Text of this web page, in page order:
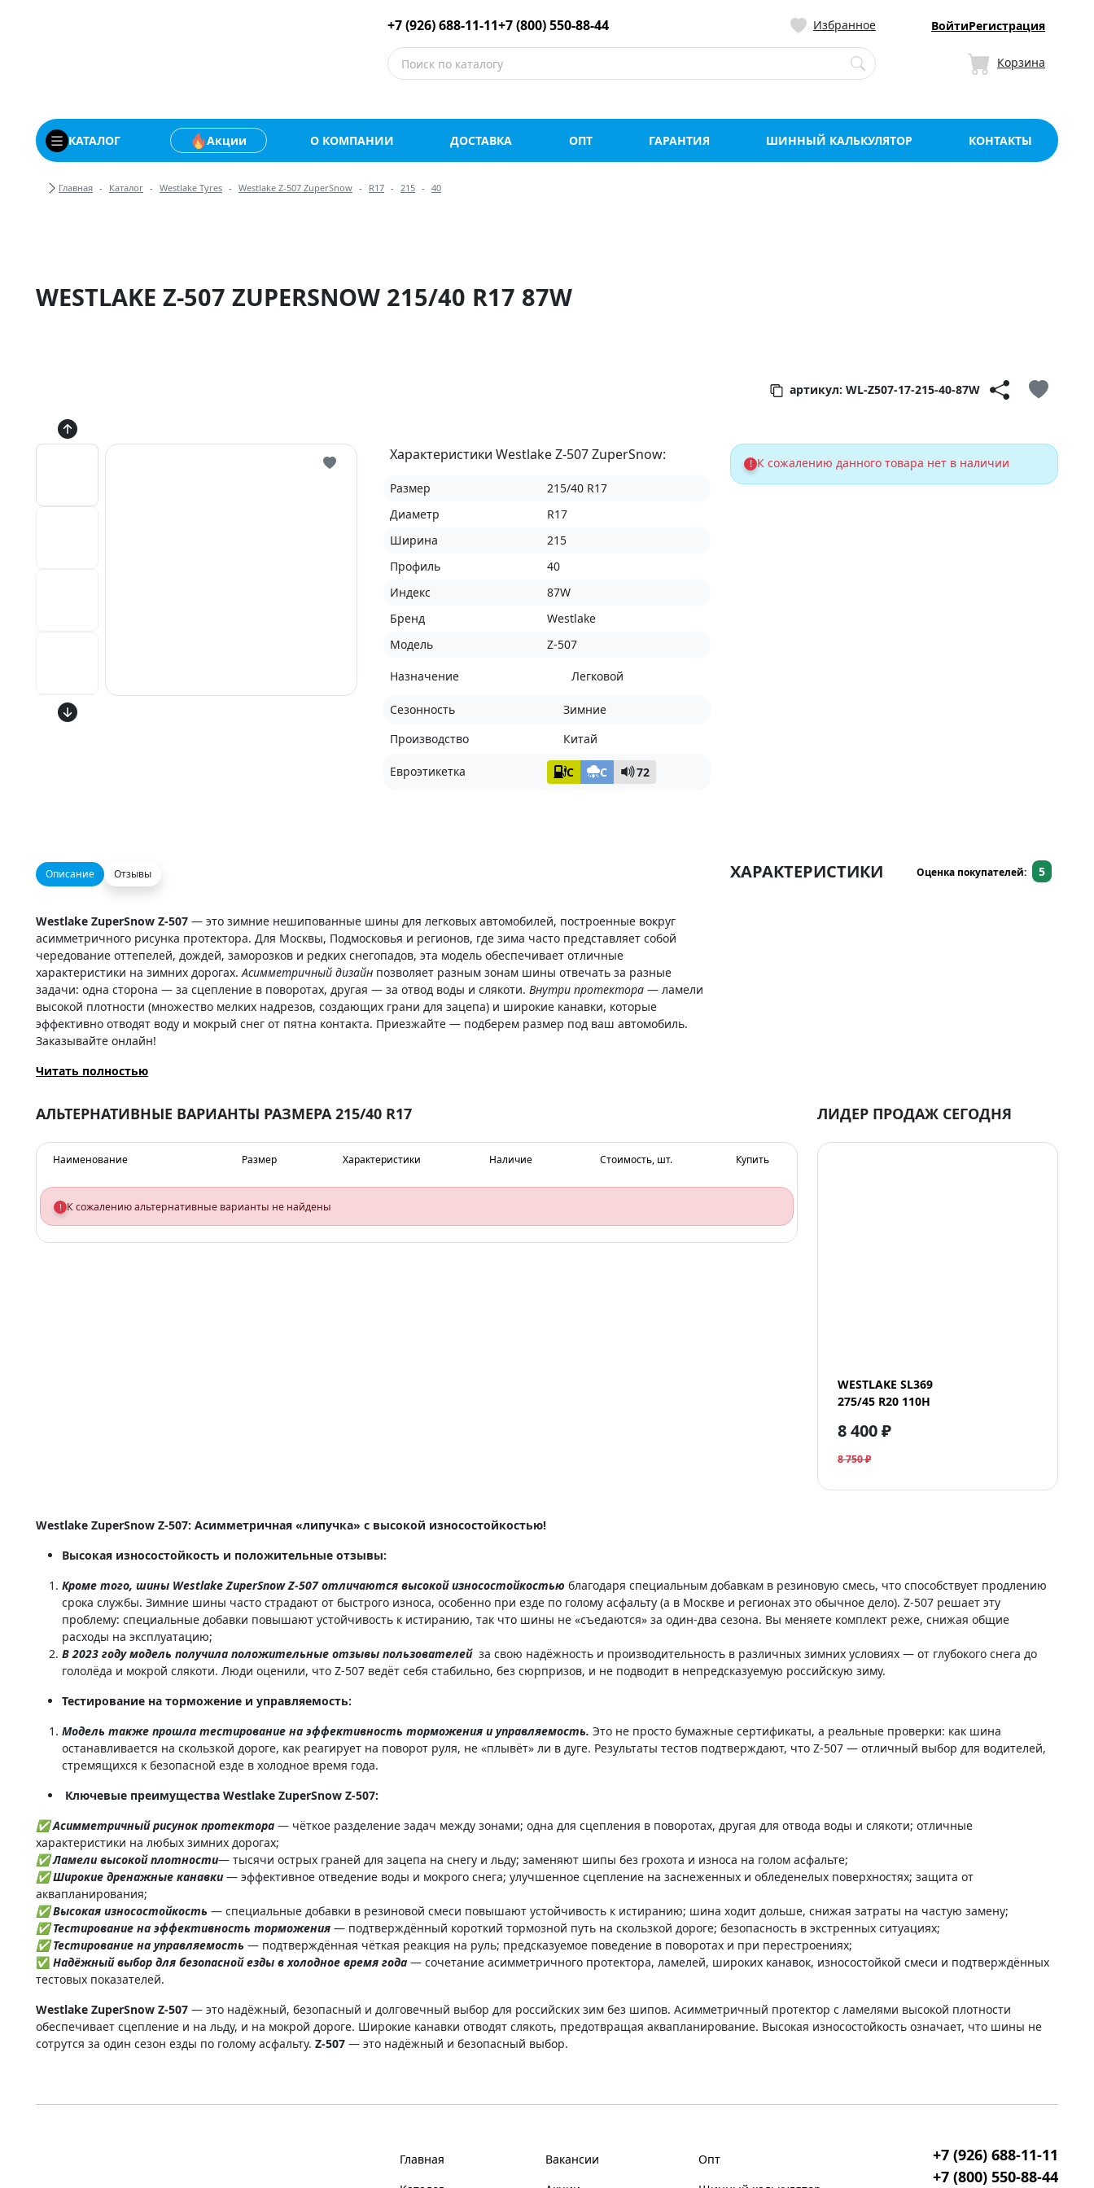
Купить автомобильные шины оптом и в розницу со склада в
+7 (926) 688-11-11+7 (800) 550-88-44 Избранное ВойтиРегистрация
Корзина
КАТАЛОГ Акции О КОМПАНИИ ДОСТАВКА ОПТ ГАРАНТИЯ ШИННЫЙ КАЛЬКУЛЯТОР КОНТАКТЫ
Хлебные крошки
Главная Каталог Westlake Tyres Westlake Z-507 ZuperSnow R17 215 40
WESTLAKE Z-507 ZUPERSNOW 215/40 R17 87W
артикул: WL-Z507-17-215-40-87W
Характеристики Westlake Z-507 ZuperSnow:
Размер
215/40 R17
Диаметр
R17
Ширина
215
Профиль
40
Индекс
87W
Бренд
Westlake
Модель
Z-507
Назначение Легковой
Сезонность
Зимние
Производство
Китай
Евроэтикетка C C 72
! К сожалению данного товара нет в наличии
Описание Отзывы
Westlake ZuperSnow Z-507 — это зимние нешипованные шины для легковых автомобилей, построенные вокруг
асимметричного рисунка протектора. Для Москвы, Подмосковья и регионов, где зима часто представляет собой
чередование оттепелей, дождей, заморозков и редких снегопадов, эта модель обеспечивает отличные
характеристики на зимних дорогах.Асимметричный дизайн позволяет разным зонам шины отвечать за разные
задачи: одна сторона — за сцепление в поворотах, другая — за отвод воды и слякоти. Внутри протектора — ламели
высокой плотности (множество мелких надрезов, создающих грани для зацепа) и широкие канавки, которые
эффективно отводят воду и мокрый снег от пятна контакта. Приезжайте — подберем размер под ваш автомобиль.
Заказывайте онлайн!
Читать полностью
ХАРАКТЕРИСТИКИ Оценка покупателей: 5
АЛЬТЕРНАТИВНЫЕ ВАРИАНТЫ РАЗМЕРА 215/40 R17
Наименование Размер Характеристики Наличие Стоимость, шт. Купить
! К сожалению альтернативные варианты не найдены
ЛИДЕР ПРОДАЖ СЕГОДНЯ
WESTLAKE SL369
275/45 R20 110H
8 400 ₽
8 750 ₽
Westlake ZuperSnow Z-507: Асимметричная «липучка» с высокой износостойкостью!
Высокая износостойкость и положительные отзывы:
Кроме того, шины Westlake ZuperSnow Z-507 отличаются высокой износостойкостью благодаря специальным добавкам в резиновую смесь, что способствует продлению
срока службы. Зимние шины часто страдают от быстрого износа, особенно при езде по голому асфальту (а в Москве и регионах это обычное дело). Z-507 решает эту
проблему: специальные добавки повышают устойчивость к истиранию, так что шины не «съедаются» за один-два сезона. Вы меняете комплект реже, снижая общие
расходы на эксплуатацию;
В 2023 году модель получила положительные отзывы пользователей за свою надёжность и производительность в различных зимних условиях — от глубокого снега до
гололёда и мокрой слякоти. Люди оценили, что Z-507 ведёт себя стабильно, без сюрпризов, и не подводит в непредсказуемую российскую зиму.
Тестирование на торможение и управляемость:
Модель также прошла тестирование на эффективность торможения и управляемость. Это не просто бумажные сертификаты, а реальные проверки: как шина
останавливается на скользкой дороге, как реагирует на поворот руля, не «плывёт» ли в дуге. Результаты тестов подтверждают, что Z-507 — отличный выбор для водителей,
стремящихся к безопасной езде в холодное время года.
Ключевые преимущества Westlake ZuperSnow Z-507:
✅ Асимметричный рисунок протектора — чёткое разделение задач между зонами; одна для сцепления в поворотах, другая для отвода воды и слякоти; отличные
характеристики на любых зимних дорогах;
✅ Ламели высокой плотности— тысячи острых граней для зацепа на снегу и льду; заменяют шипы без грохота и износа на голом асфальте;
✅ Широкие дренажные канавки— эффективное отведение воды и мокрого снега; улучшенное сцепление на заснеженных и обледенелых поверхностях; защита от
аквапланирования;
✅ Высокая износостойкость — специальные добавки в резиновой смеси повышают устойчивость к истиранию; шина ходит дольше, снижая затраты на частую замену;
✅ Тестирование на эффективность торможения — подтверждённый короткий тормозной путь на скользкой дороге; безопасность в экстренных ситуациях;
✅ Тестирование на управляемость — подтверждённая чёткая реакция на руль; предсказуемое поведение в поворотах и при перестроениях;
✅ Надёжный выбор для безопасной езды в холодное время года — сочетание асимметричного протектора, ламелей, широких канавок, износостойкой смеси и подтверждённых
тестовых показателей.
Westlake ZuperSnow Z-507 — это надёжный, безопасный и долговечный выбор для российских зим без шипов. Асимметричный протектор с ламелями высокой плотности
обеспечивает сцепление и на льду, и на мокрой дороге. Широкие канавки отводят слякоть, предотвращая аквапланирование. Высокая износостойкость означает, что шины не
сотрутся за один сезон езды по голому асфальту. Z-507 — это надёжный и безопасный выбор.
Главная
Вакансии
Опт
+7 (926) 688-11-11
+7 (800) 550-88-44